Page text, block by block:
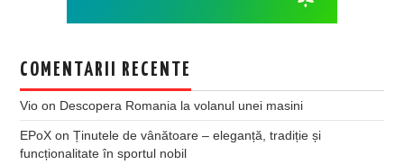
COMENTARII RECENTE
Vio on Descopera Romania la volanul unei masini
EPoX onȚinutele de vânătoare – eleganță, tradiție și
funcționalitate în sportul nobil